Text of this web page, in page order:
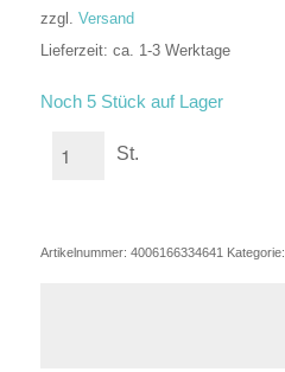
zzgl. Versand
Lieferzeit: ca. 1-3 Werktage
Noch 5 Stück auf Lager
St.
Artikelnummer: 4006166334641 Kategorie: